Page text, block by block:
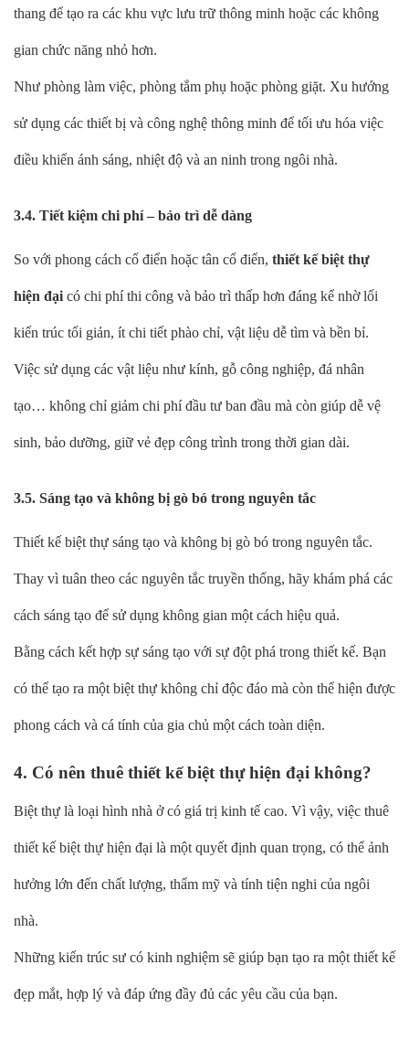
thang để tạo ra các khu vực lưu trữ thông minh hoặc các không
gian chức năng nhỏ hơn.
Như phòng làm việc, phòng tắm phụ hoặc phòng giặt. Xu hướng
sử dụng các thiết bị và công nghệ thông minh để tối ưu hóa việc
điều khiển ánh sáng, nhiệt độ và an ninh trong ngôi nhà.
3.4. Tiết kiệm chi phí – bảo trì dễ dàng
So với phong cách cổ điển hoặc tân cổ điển, thiết kế biệt thự
hiện đại có chi phí thi công và bảo trì thấp hơn đáng kể nhờ lối
kiến trúc tối giản, ít chi tiết phào chỉ, vật liệu dễ tìm và bền bỉ.
Việc sử dụng các vật liệu như kính, gỗ công nghiệp, đá nhân
tạo… không chỉ giảm chi phí đầu tư ban đầu mà còn giúp dễ vệ
sinh, bảo dưỡng, giữ vẻ đẹp công trình trong thời gian dài.
3.5. Sáng tạo và không bị gò bó trong nguyên tắc
Thiết kế biệt thự sáng tạo và không bị gò bó trong nguyên tắc.
Thay vì tuân theo các nguyên tắc truyền thống, hãy khám phá các
cách sáng tạo để sử dụng không gian một cách hiệu quả.
Bằng cách kết hợp sự sáng tạo với sự đột phá trong thiết kế. Bạn
có thể tạo ra một biệt thự không chỉ độc đáo mà còn thể hiện được
phong cách và cá tính của gia chủ một cách toàn diện.
4. Có nên thuê thiết kế biệt thự hiện đại không?
Biệt thự là loại hình nhà ở có giá trị kinh tế cao. Vì vậy, việc thuê
thiết kế biệt thự hiện đại là một quyết định quan trọng, có thể ảnh
hưởng lớn đến chất lượng, thẩm mỹ và tính tiện nghi của ngôi
nhà.
Những kiến trúc sư có kinh nghiệm sẽ giúp bạn tạo ra một thiết kế
đẹp mắt, hợp lý và đáp ứng đầy đủ các yêu cầu của bạn.